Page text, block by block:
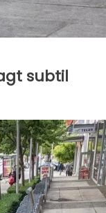
subtil